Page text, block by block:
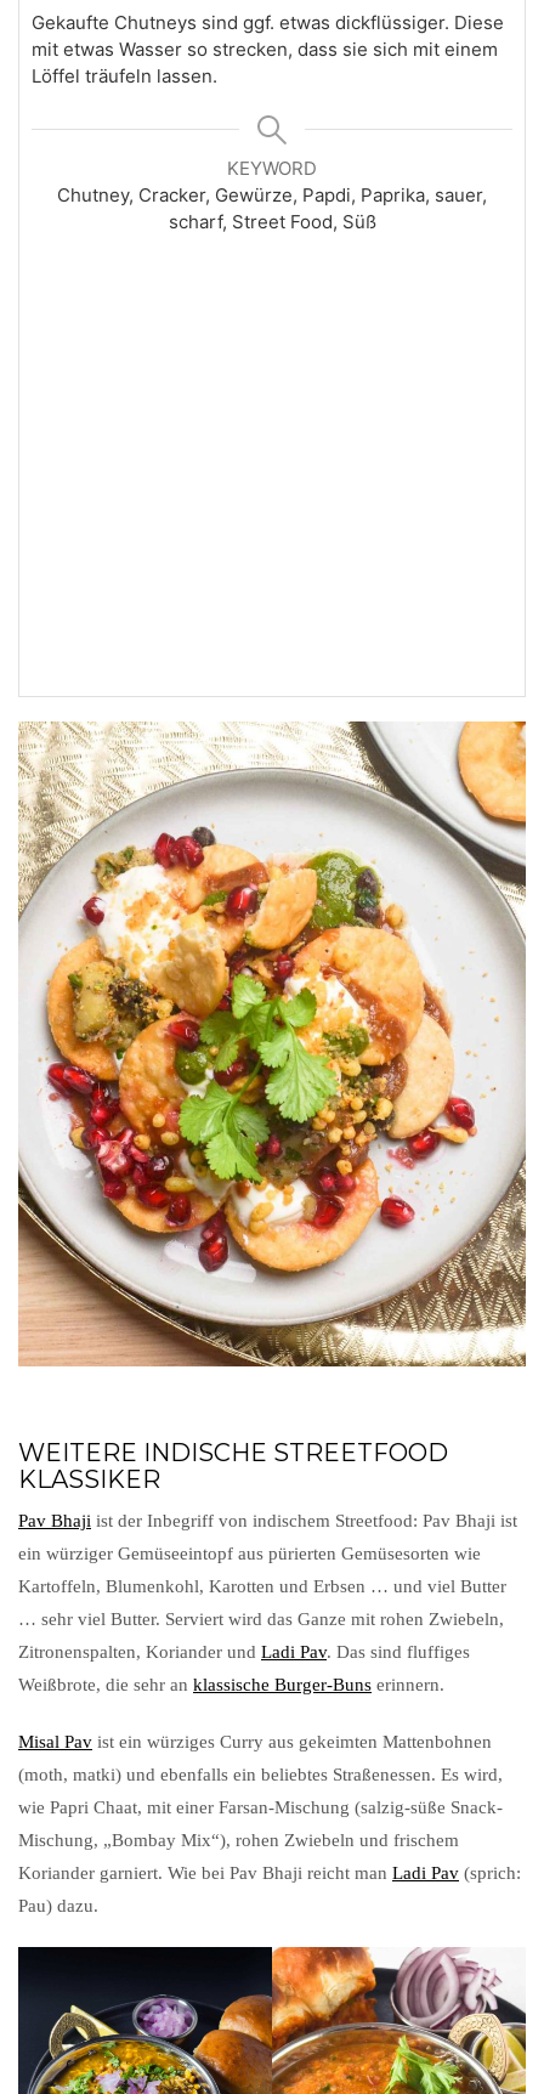
Gekaufte Chutneys sind ggf. etwas dickflüssiger. Diese
mit etwas Wasser so strecken, dass sie sich mit einem
Löffel träufeln lassen.
KEYWORD
Chutney, Cracker, Gewürze, Papdi, Paprika, sauer,
scharf, Street Food, Süß
WEITERE INDISCHE STREETFOOD
KLASSIKER
Pav Bhaji ist der Inbegriff von indischem Streetfood: Pav Bhaji ist
ein würziger Gemüseeintopf aus pürierten Gemüsesorten wie
Kartoffeln, Blumenkohl, Karotten und Erbsen … und viel Butter
… sehr viel Butter. Serviert wird das Ganze mit rohen Zwiebeln,
Zitronenspalten, Koriander und Ladi Pav. Das sind fluffiges
Weißbrote, die sehr an klassische Burger-Buns erinnern.
Misal Pav ist ein würziges Curry aus gekeimten Mattenbohnen
(moth, matki) und ebenfalls ein beliebtes Straßenessen. Es wird,
wie Papri Chaat, mit einer Farsan-Mischung (salzig-süße Snack-
Mischung, „Bombay Mix“), rohen Zwiebeln und frischem
Koriander garniert. Wie bei Pav Bhaji reicht man Ladi Pav (sprich:
Pau) dazu.